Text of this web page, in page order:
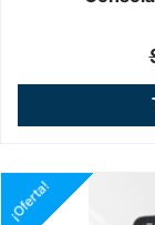
¡Oferta!